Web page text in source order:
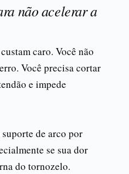
não acelerar a
caro. Você não
Você precisa cortar
e impede
de arco por
se sua dor
do tornozelo.